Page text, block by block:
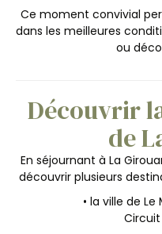
Ce moment convivial
dans les meilleures
ou
Découvrir
de
En séjournant à La
découvrir plusieurs
• la ville de